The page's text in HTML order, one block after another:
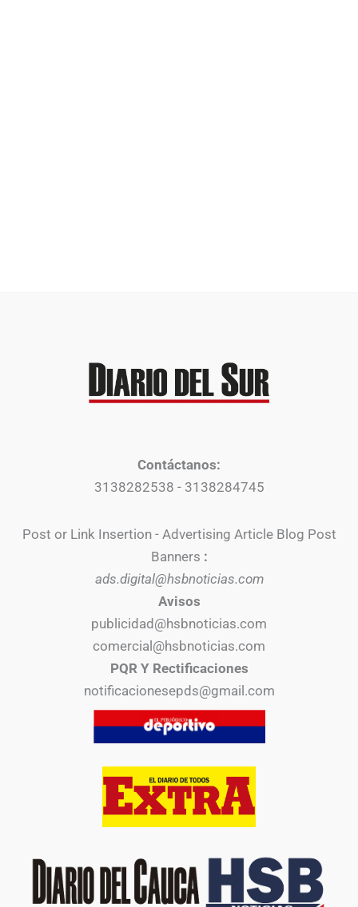
Contáctanos:
3138282538 - 3138284745
Post or Link Insertion - Advertising Article Blog Post
Banners :
ads.digital@hsbnoticias.com
Avisos
publicidad@hsbnoticias.com
comercial@hsbnoticias.com
PQR Y Rectificaciones
notificacionesepds@gmail.com